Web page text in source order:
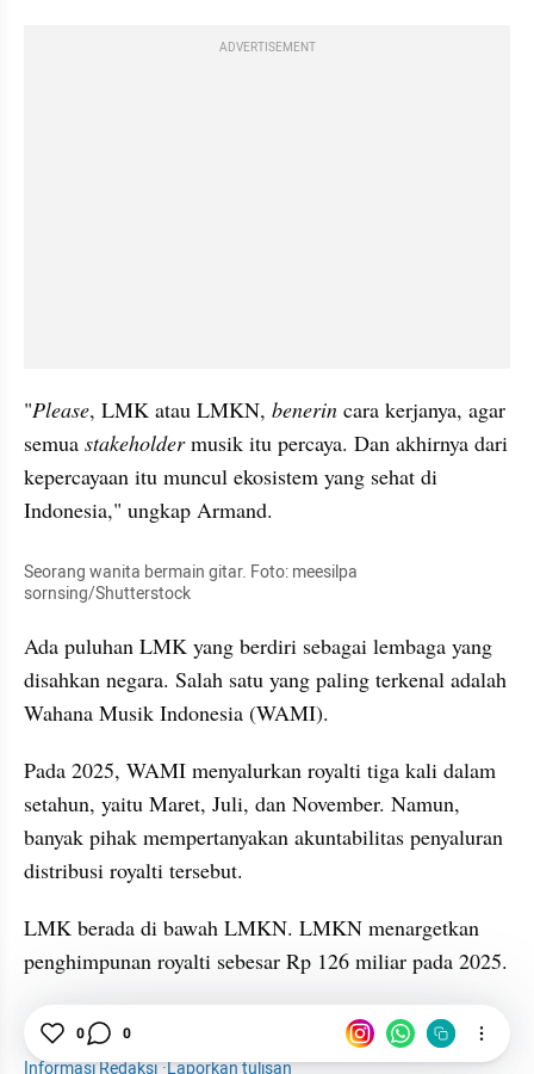
ADVERTISEMENT
"Please, LMK atau LMKN, benerin cara kerjanya, agar
semua stakeholder musik itu percaya. Dan akhirnya dari
kepercayaan itu muncul ekosistem yang sehat di
Indonesia," ungkap Armand.
Seorang wanita bermain gitar. Foto: meesilpa
sornsing/Shutterstock
Ada puluhan LMK yang berdiri sebagai lembaga yang
disahkan negara. Salah satu yang paling terkenal adalah
Wahana Musik Indonesia (WAMI).
Pada 2025, WAMI menyalurkan royalti tiga kali dalam
setahun, yaitu Maret, Juli, dan November. Namun,
banyak pihak mempertanyakan akuntabilitas penyaluran
distribusi royalti tersebut.
LMK berada di bawah LMKN. LMKN menargetkan
penghimpunan royalti sebesar Rp 126 miliar pada 2025.
Hiburan Armand Maulana
LMKN
Informasi Redaksi·Laporkan tulisan
0 0